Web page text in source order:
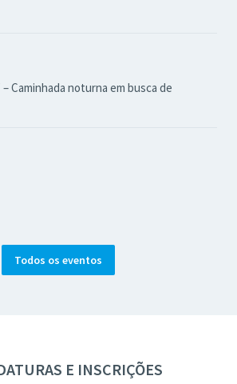
– Caminhada noturna em busca de
Todos os eventos
E INSCRIÇÕES